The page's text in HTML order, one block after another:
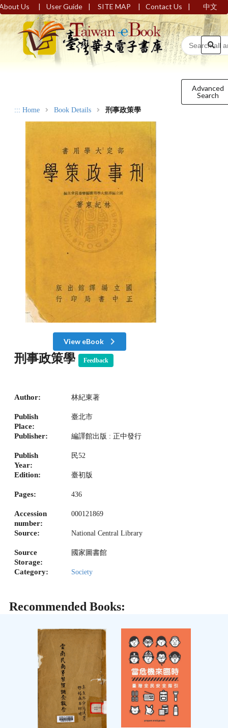
Us | User Guide | SITE MAP | Contact Us | 中文
Advanced
Search
::: Home Book Details 刑事政策學
View eBook
刑事政策學 Feedback
Author: 林紀東著
Publish
Place:
臺北市
Publisher: 編譯館出版 : 正中發行
Publish
Year:
民52
Edition: 臺初版
Pages: 436
Accession
number:
000121869
Source: National Central Library
Source
Storage:
國家圖書館
Category: Society
Recommended Books: